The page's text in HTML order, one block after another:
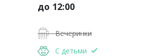
до 12:00
Вечеринки
С детьми